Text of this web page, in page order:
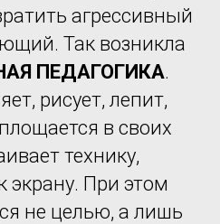
агрессивный
Так возникла
ПЕДАГОГИКА.
рисует, лепит,
в своих
технику,
экрану. При этом
не целью, а лишь